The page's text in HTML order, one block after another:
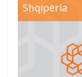
Shqipëria